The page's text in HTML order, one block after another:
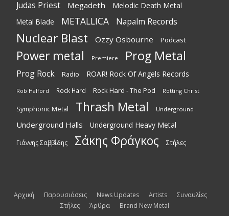
Judas Priest Megadeth Melodic Death Metal
Metal Blade METALLICA Napalm Records
Nuclear Blast Ozzy Osbourne Podcast
Power metal Premiere Prog Metal
Prog Rock Radio ROAR! Rock Of Angels Records
Rob Halford Rock Hard Rock Hard - The Pod Rotting Christ
Symphonic Metal Thrash Metal Underground
Underground Halls Underground Heavy Metal
Γιάννης Σαββίδης Σάκης Φράγκος Στήλες
Αρχική Παρουσιάσεις News Updates Artists
Συναυλίες
Στήλες
Άρθρα Brand New Metal